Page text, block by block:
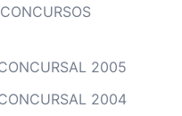
2005
2004